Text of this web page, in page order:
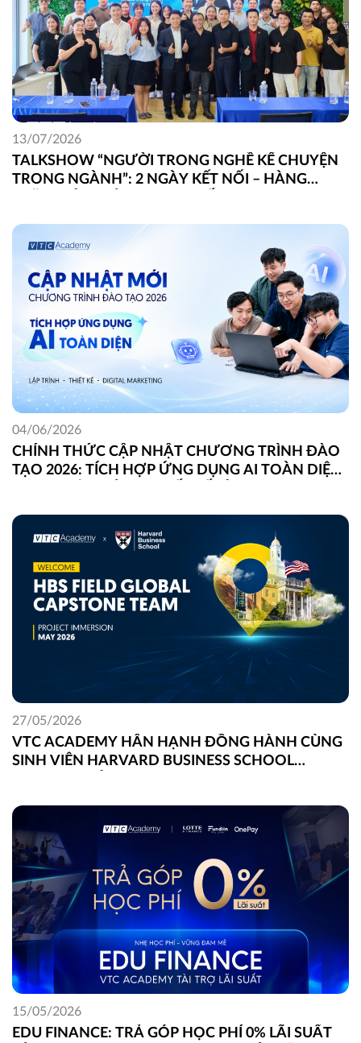
TALKSHOW “NGƯỜI TRONG NGHỀ KỂ CHUYỆN
TRONG NGÀNH”: 2 NGÀY KẾT NỐI – HÀNG
13/07/2026
CHÍNH THỨC CẬP NHẬT CHƯƠNG TRÌNH ĐÀO
TẠO 2026: TÍCH HỢP ỨNG DỤNG AI TOÀN DIỆN
04/06/2026
VTC ACADEMY HÂN HẠNH ĐỒNG HÀNH CÙNG
SINH VIÊN HARVARD BUSINESS SCHOOL
27/05/2026
EDU FINANCE: TRẢ GÓP HỌC PHÍ 0% LÃI SUẤT
15/05/2026